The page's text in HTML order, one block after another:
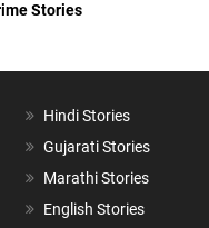
Stories
Hindi Stories
Gujarati Stories
Marathi Stories
English Stories